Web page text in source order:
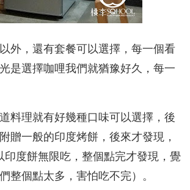
外，還有套餐可以選擇，每一個看
是選擇咖哩我們就猶豫好久，每一
料理就有好幾種口味可以選擇，後
贈一般的印度烤餅，後來才發現，
印度餅無限吃，整個點完才發現，覺
整個點太多，害怕吃不完）。